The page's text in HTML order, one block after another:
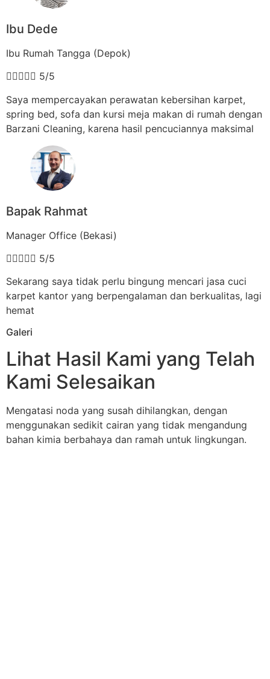
Ibu Dede
Ibu Rumah Tangga (Depok)
 5/5
Saya mempercayakan perawatan kebersihan karpet,
spring bed, sofa dan kursi meja makan di rumah dengan
Barzani Cleaning, karena hasil pencuciannya maksimal
Bapak Rahmat
Manager Office (Bekasi)
 5/5
Sekarang saya tidak perlu bingung mencari jasa cuci
karpet kantor yang berpengalaman dan berkualitas, lagi
hemat
Galeri
Lihat Hasil Kami yang Telah
Kami Selesaikan
Mengatasi noda yang susah dihilangkan, dengan
menggunakan sedikit cairan yang tidak mengandung
bahan kimia berbahaya dan ramah untuk lingkungan.